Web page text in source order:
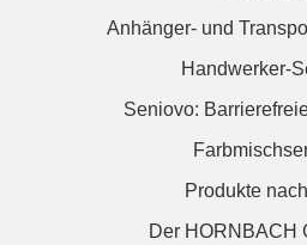
Anhänger- und
Handwerker-
Seniovo:
Produkte
Der HORNBACH